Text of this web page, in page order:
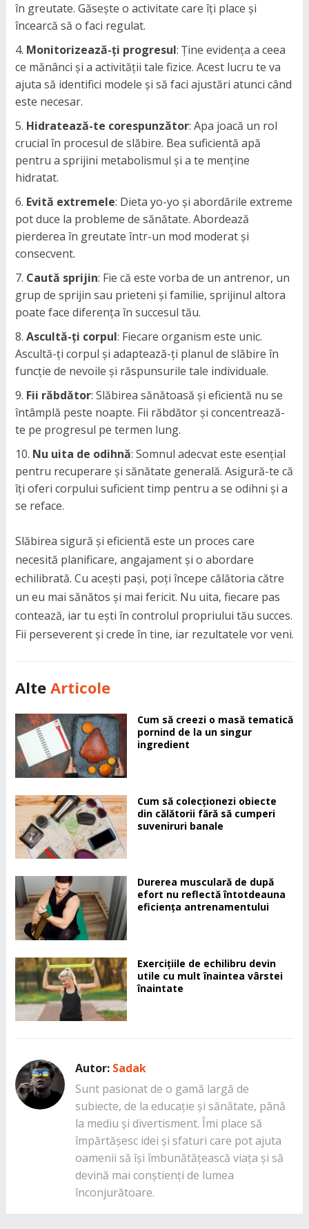
în greutate. Găsește o activitate care îți place și
încearcă să o faci regulat.
Monitorizează-ți progresul: Ține evidența a ceea
ce mănânci și a activității tale fizice. Acest lucru te va
ajuta să identifici modele și să faci ajustări atunci când
este necesar.
Hidratează-te corespunzător: Apa joacă un rol
crucial în procesul de slăbire. Bea suficientă apă
pentru a sprijini metabolismul și a te menține
hidratat.
Evită extremele: Dieta yo-yo și abordările extreme
pot duce la probleme de sănătate. Abordează
pierderea în greutate într-un mod moderat și
consecvent.
Caută sprijin: Fie că este vorba de un antrenor, un
grup de sprijin sau prieteni și familie, sprijinul altora
poate face diferența în succesul tău.
Ascultă-ți corpul: Fiecare organism este unic.
Ascultă-ți corpul și adaptează-ți planul de slăbire în
funcție de nevoile și răspunsurile tale individuale.
Fii răbdător: Slăbirea sănătoasă și eficientă nu se
întâmplă peste noapte. Fii răbdător și concentrează-
te pe progresul pe termen lung.
Nu uita de odihnă: Somnul adecvat este esențial
pentru recuperare și sănătate generală. Asigură-te că
îți oferi corpului suficient timp pentru a se odihni și a
se reface.
Slăbirea sigură și eficientă este un proces care
necesită planificare, angajament și o abordare
echilibrată. Cu acești pași, poți începe călătoria către
un eu mai sănătos și mai fericit. Nu uita, fiecare pas
contează, iar tu ești în controlul propriului tău succes.
Fii perseverent și crede în tine, iar rezultatele vor veni.
Alte Articole
Cum să creezi o masă tematică
pornind de la un singur
ingredient
Cum să colecționezi obiecte
din călătorii fără să cumperi
suveniruri banale
Durerea musculară de după
efort nu reflectă întotdeauna
eficiența antrenamentului
Exercițiile de echilibru devin
utile cu mult înaintea vârstei
înaintate
Autor: Sadak
Sunt pasionat de o gamă largă de
subiecte, de la educație și sănătate, până
la mediu și divertisment. Îmi place să
împărtășesc idei și sfaturi care pot ajuta
oamenii să își îmbunătățească viața și să
devină mai conștienți de lumea
înconjurătoare.